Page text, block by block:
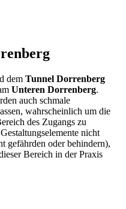
dem Tunnel Dorrenberg
Unteren Dorrenberg.
auch schmale
wahrscheinlich um die
des Zugangs zu
nicht
gefährden oder behindern),
Bereich in der Praxis